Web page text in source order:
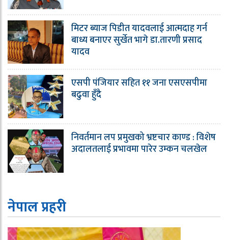
मिटर ब्याज पिडीत यादवलाई आत्मदाह गर्न
बाध्य बनाएर सुर्खेत भागे डा.तारणी प्रसाद
यादव
एसपी पंजियार सहित ११ जना एसएसपीमा
बढुवा हुँदै
निवर्तमान लप प्रमुखको भ्रष्टचार काण्ड : विशेष
अदालतलाई प्रभावमा पारेर उम्कन चलखेल
नेपाल प्रहरी